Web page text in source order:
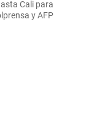
Cali para
y AFP